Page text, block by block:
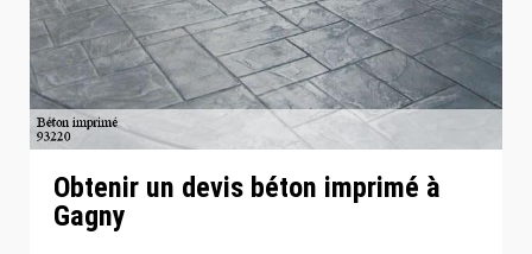
Obtenir un devis béton imprimé à
Gagny